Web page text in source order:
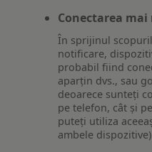
Conectarea
În sprijinul
notificare,
probabil fiind
aparțin dvs., sau
deoarece sunteți
pe telefon, cât și
puteți utiliza
ambele